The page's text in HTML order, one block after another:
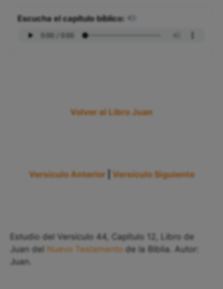
Escucha el capítulo bíblico:
Volver al Libro Juan
Versículo Anterior Versículo Siguiente
Estudio del Versículo 44, Capítulo 12, Libro de
Juan del Nuevo Testamento de la Biblia. Autor:
Juan.